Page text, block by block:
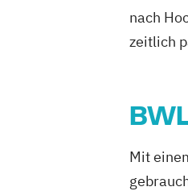
nach
zeitlich
Mit